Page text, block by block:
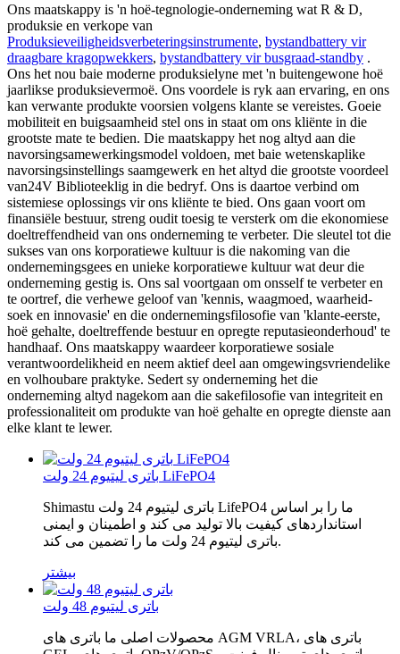
Ons maatskappy is 'n hoë-tegnologie-onderneming wat R & D,
produksie en verkope van
Produksieveiligheidsverbeteringsinstrumente, bystandbattery vir
draagbare kragopwekkers, bystandbattery vir busgraad-standby .
Ons het nou baie moderne produksielyne met 'n buitengewone hoë
jaarlikse produksievermoë. Ons voordele is ryk aan ervaring, en ons
kan verwante produkte voorsien volgens klante se vereistes. Goeie
mobiliteit en buigsaamheid stel ons in staat om ons kliënte in die
grootste mate te bedien. Die maatskappy het nog altyd aan die
navorsingsamewerkingsmodel voldoen, met baie wetenskaplike
navorsingsinstellings saamgewerk en het altyd die grootste voordeel
van24V Biblioteeklig in die bedryf. Ons is daartoe verbind om
sistemiese oplossings vir ons kliënte te bied. Ons gaan voort om
finansiële bestuur, streng oudit toesig te versterk om die ekonomiese
doeltreffendheid van ons onderneming te verbeter. Die sleutel tot die
sukses van ons korporatiewe kultuur is die nakoming van die
ondernemingsgees en unieke korporatiewe kultuur wat deur die
onderneming gestig is. Ons sal voortgaan om onsself te verbeter en
te oortref, die verhewe geloof van 'kennis, waagmoed, waarheid-
soek en innovasie' en die ondernemingsfilosofie van 'klante-eerste,
hoë gehalte, doeltreffende bestuur en opregte reputasieonderhoud' te
handhaaf. Ons maatskappy waardeer korporatiewe sosiale
verantwoordelikheid en neem aktief deel aan omgewingsvriendelike
en volhoubare praktyke. Sedert sy onderneming het die
onderneming altyd nagekom aan die sakefilosofie van integriteit en
professionaliteit om produkte van hoë gehalte en opregte dienste aan
elke klant te lewer.
باتری لیتیوم 24 ولت LiFePO4
Shimastu باتری لیتیوم 24 ولت LifePO4 ما را بر اساس
استانداردهای کیفیت بالا تولید می کند و اطمینان و ایمنی
باتری لیتیوم 24 ولت ما را تضمین می کند.
بیشتر
باتری لیتیوم 48 ولت
محصولات اصلی ما باتری های AGM VRLA، باتری های